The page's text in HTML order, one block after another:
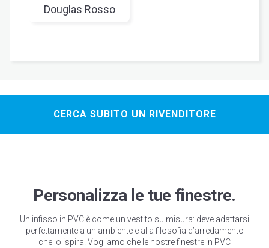
Douglas Rosso
Bianco spazzolato Rovere spazzolato
Noce spazzolato Noce naturale
Bianco soft Grigio Chiaro soft
Grigio Quarzo soft Grigio Ombra soft
CERCA SUBITO UN RIVENDITORE
Personalizza le tue finestre.
Un infisso in PVC è come un vestito su misura: deve adattarsi
perfettamente a un ambiente e alla filosofia d’arredamento
che lo ispira. Vogliamo che le nostre finestre in PVC